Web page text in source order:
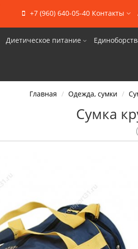
+7 (960) 640-05-40 Контакты
Диетическое питание
Главная Одежда, сумки
Сумка